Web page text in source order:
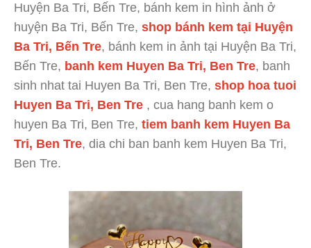
Huyện Ba Tri, Bến Tre, bánh kem in hình ảnh ở
huyện Ba Tri, Bến Tre, shop bánh kem tại Huyện
Ba Tri, Bến Tre, bánh kem in ảnh tại Huyện Ba Tri,
Bến Tre, banh kem Huyen Ba Tri, Ben Tre, banh
sinh nhat tai Huyen Ba Tri, Ben Tre, shop hoa tuoi
Huyen Ba Tri, Ben Tre , cua hang banh kem o
huyen Ba Tri, Ben Tre, tiem banh kem Huyen Ba
Tri, Ben Tre, dia chi ban banh kem Huyen Ba Tri,
Ben Tre.